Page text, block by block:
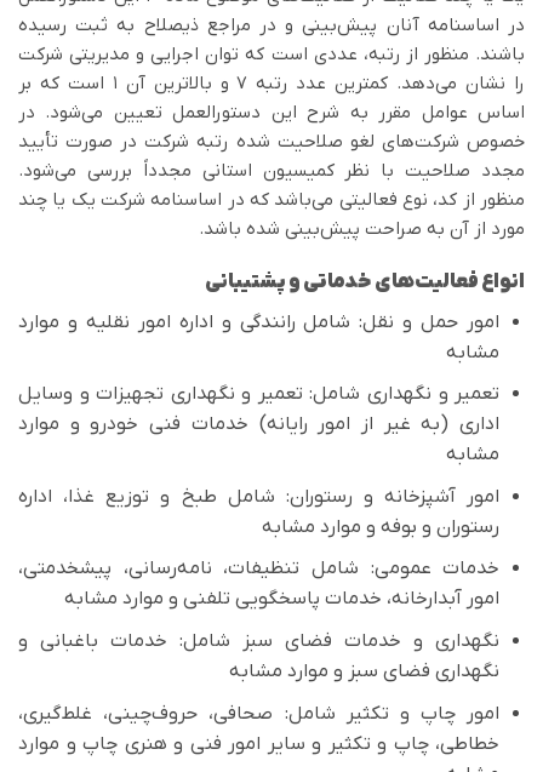
در اساسنامه آنان پیش‌­بینی و در مراجع ذیصلاح به ثبت رسیده
باشند. منظور از رتبه، عددی است که توان اجرایی و مدیریتی شرکت
را نشان می‌دهد. کمترین عدد رتبه ۷ و بالاترین آن ۱ است که بر
اساس عوامل مقرر به شرح این دستورالعمل تعیین می‌شود. در
خصوص شرکت‌های لغو صلاحیت شده رتبه شرکت در صورت تأیید
مجدد صلاحیت با نظر کمیسیون استانی مجدداً بررسی می‌شود.
منظور از کد، نوع فعالیتی می‌باشد که در اساسنامه شرکت یک یا چند
مورد از آن به صراحت پیش‌بینی شده باشد.
انواع فعالیت‌های خدماتی و پشتیبانی
امور حمل و نقل: شامل رانندگی و اداره امور نقلیه و موارد
مشابه
تعمیر و نگهداری شامل: تعمیر و نگهداری تجهیزات و وسایل
اداری (به غیر از امور رایانه) خدمات فنی خودرو و موارد
مشابه
امور آشپزخانه و رستوران: شامل طبخ و توزیع غذا، اداره
رستوران و بوفه و موارد مشابه
خدمات عمومی: شامل تنظیفات، نامه‌رسانی، پیشخدمتی،
امور آبدارخانه، خدمات پاسخگویی تلفنی و موارد مشابه
نگهداری و خدمات فضای سبز شامل: خدمات باغبانی و
نگهداری فضای سبز و موارد مشابه
امور چاپ و تکثیر شامل: صحافی، حروف‌چینی، غلط‌گیری،
خطاطی، چاپ و تکثیر و سایر امور فنی و هنری چاپ و موارد